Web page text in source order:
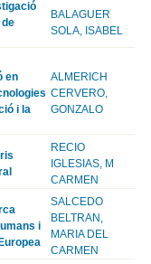
BALAGUER
SOLA, ISABEL
en
i la
ALMERICH
CERVERO,
GONZALO
RECIO
IGLESIAS, M
CARMEN
i
SALCEDO
BELTRAN,
MARIA DEL
CARMEN